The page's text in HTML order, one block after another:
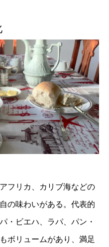
フリカ、カリブ海などの
の味わいがある。代表的
・ビエハ、ラパ、パン・
ボリュームがあり、満足